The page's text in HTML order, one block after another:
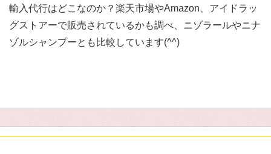
輸入代行はどこなのか？楽天市場やAmazon、アイドラッ
グストアーで販売されているかも調べ、ニゾラールやニナ
ゾルシャンプーとも比較しています(^^)